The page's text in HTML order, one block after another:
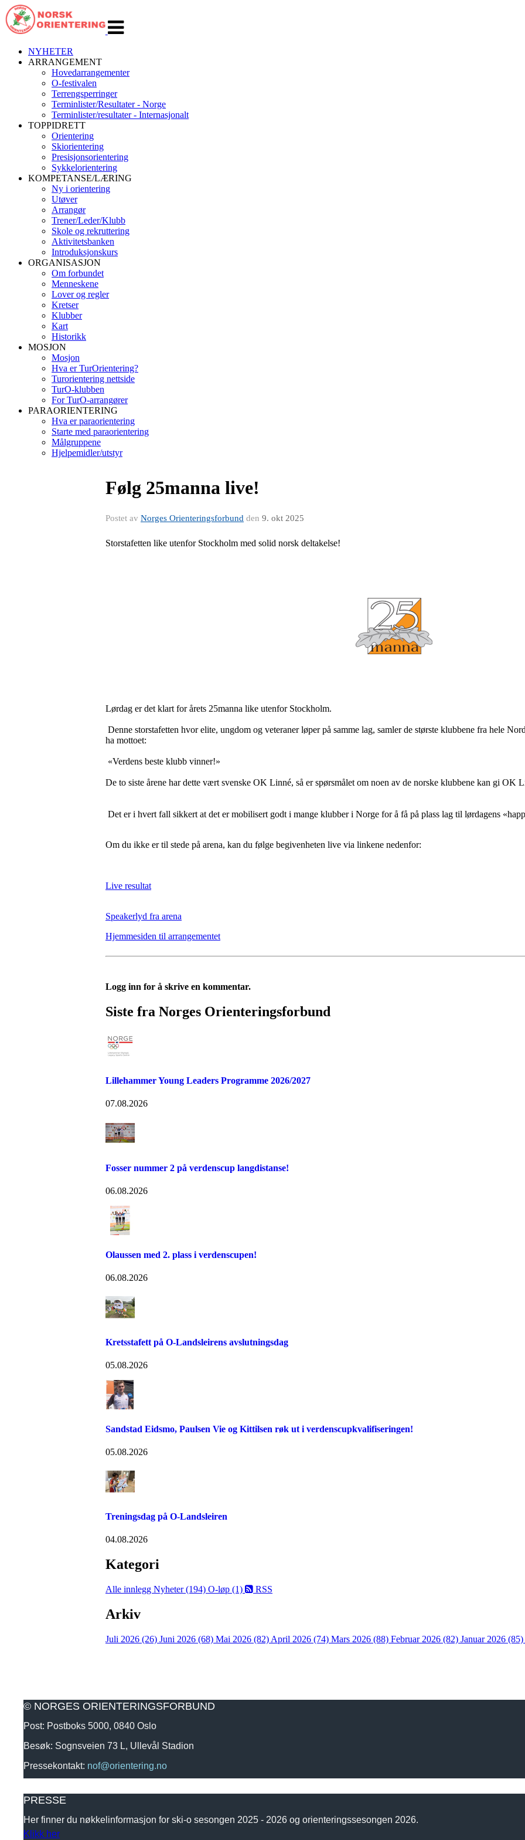
navigasjon
NYHETER
ARRANGEMENT
Hovedarrangementer
O-festivalen
Terrengsperringer
Terminlister/Resultater - Norge
Terminlister/resultater - Internasjonalt
TOPPIDRETT
Orientering
Skiorientering
Presisjonsorientering
Sykkelorientering
KOMPETANSE/LÆRING
Ny i orientering
Utøver
Arrangør
Trener/Leder/Klubb
Skole og rekruttering
Aktivitetsbanken
Introduksjonskurs
ORGANISASJON
Om forbundet
Menneskene
Lover og regler
Kretser
Klubber
Kart
Historikk
MOSJON
Mosjon
Hva er TurOrientering?
Turorientering nettside
TurO-klubben
For TurO-arrangører
PARAORIENTERING
Hva er paraorientering
Starte med paraorientering
Målgruppene
Hjelpemidler/utstyr
Følg 25manna live!
Postet av Norges Orienteringsforbund den 9. okt 2025
Storstafetten like utenfor Stockholm med solid norsk deltakelse!
Lørdag er det klart for årets 25manna like utenfor Stockholm.
Denne storstafetten hvor elite, ungdom og veteraner løper på samme lag, samler de største klubbene fra hele
ha mottoet:
«Verdens beste klubb vinner!»
De to siste årene har dette vært svenske OK Linné, så er spørsmålet om noen av de norske klubbene kan gi OK
Det er i hvert fall sikkert at det er mobilisert godt i mange klubber i Norge for å få på plass lag til lørdagens
Om du ikke er til stede på arena, kan du følge begivenheten live via linkene nedenfor:
Live resultat
Speakerlyd fra arena
Hjemmesiden til arrangementet
Logg inn for å skrive en kommentar.
Siste fra Norges Orienteringsforbund
Lillehammer Young Leaders Programme 2026/2027
07.08.2026
Fosser nummer 2 på verdenscup langdistanse!
06.08.2026
Olaussen med 2. plass i verdenscupen!
06.08.2026
Kretsstafett på O-Landsleirens avslutningsdag
05.08.2026
Sandstad Eidsmo, Paulsen Vie og Kittilsen røk ut i verdenscupkvalifiseringen!
05.08.2026
Treningsdag på O-Landsleiren
04.08.2026
Kategori
Alle innlegg Nyheter (194) O-løp (1) RSS
Arkiv
Juli 2026 (26) Juni 2026 (68) Mai 2026 (82) April 2026 (74) Mars 2026 (88) Februar 2026 (82) Januar 2026 (85)
© NORGES ORIENTERINGSFORBUND
Post: Postboks 5000, 0840 Oslo
Besøk: Sognsveien 73 L, Ullevål Stadion
Pressekontakt: nof@orientering.no
PRESSE
Her finner du nøkkelinformasjon for ski-o sesongen 2025 - 2026 og orienteringssesongen 2026.
Klikk her